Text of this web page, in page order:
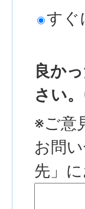
すぐ
良か
さい
※ご意
お問
先」